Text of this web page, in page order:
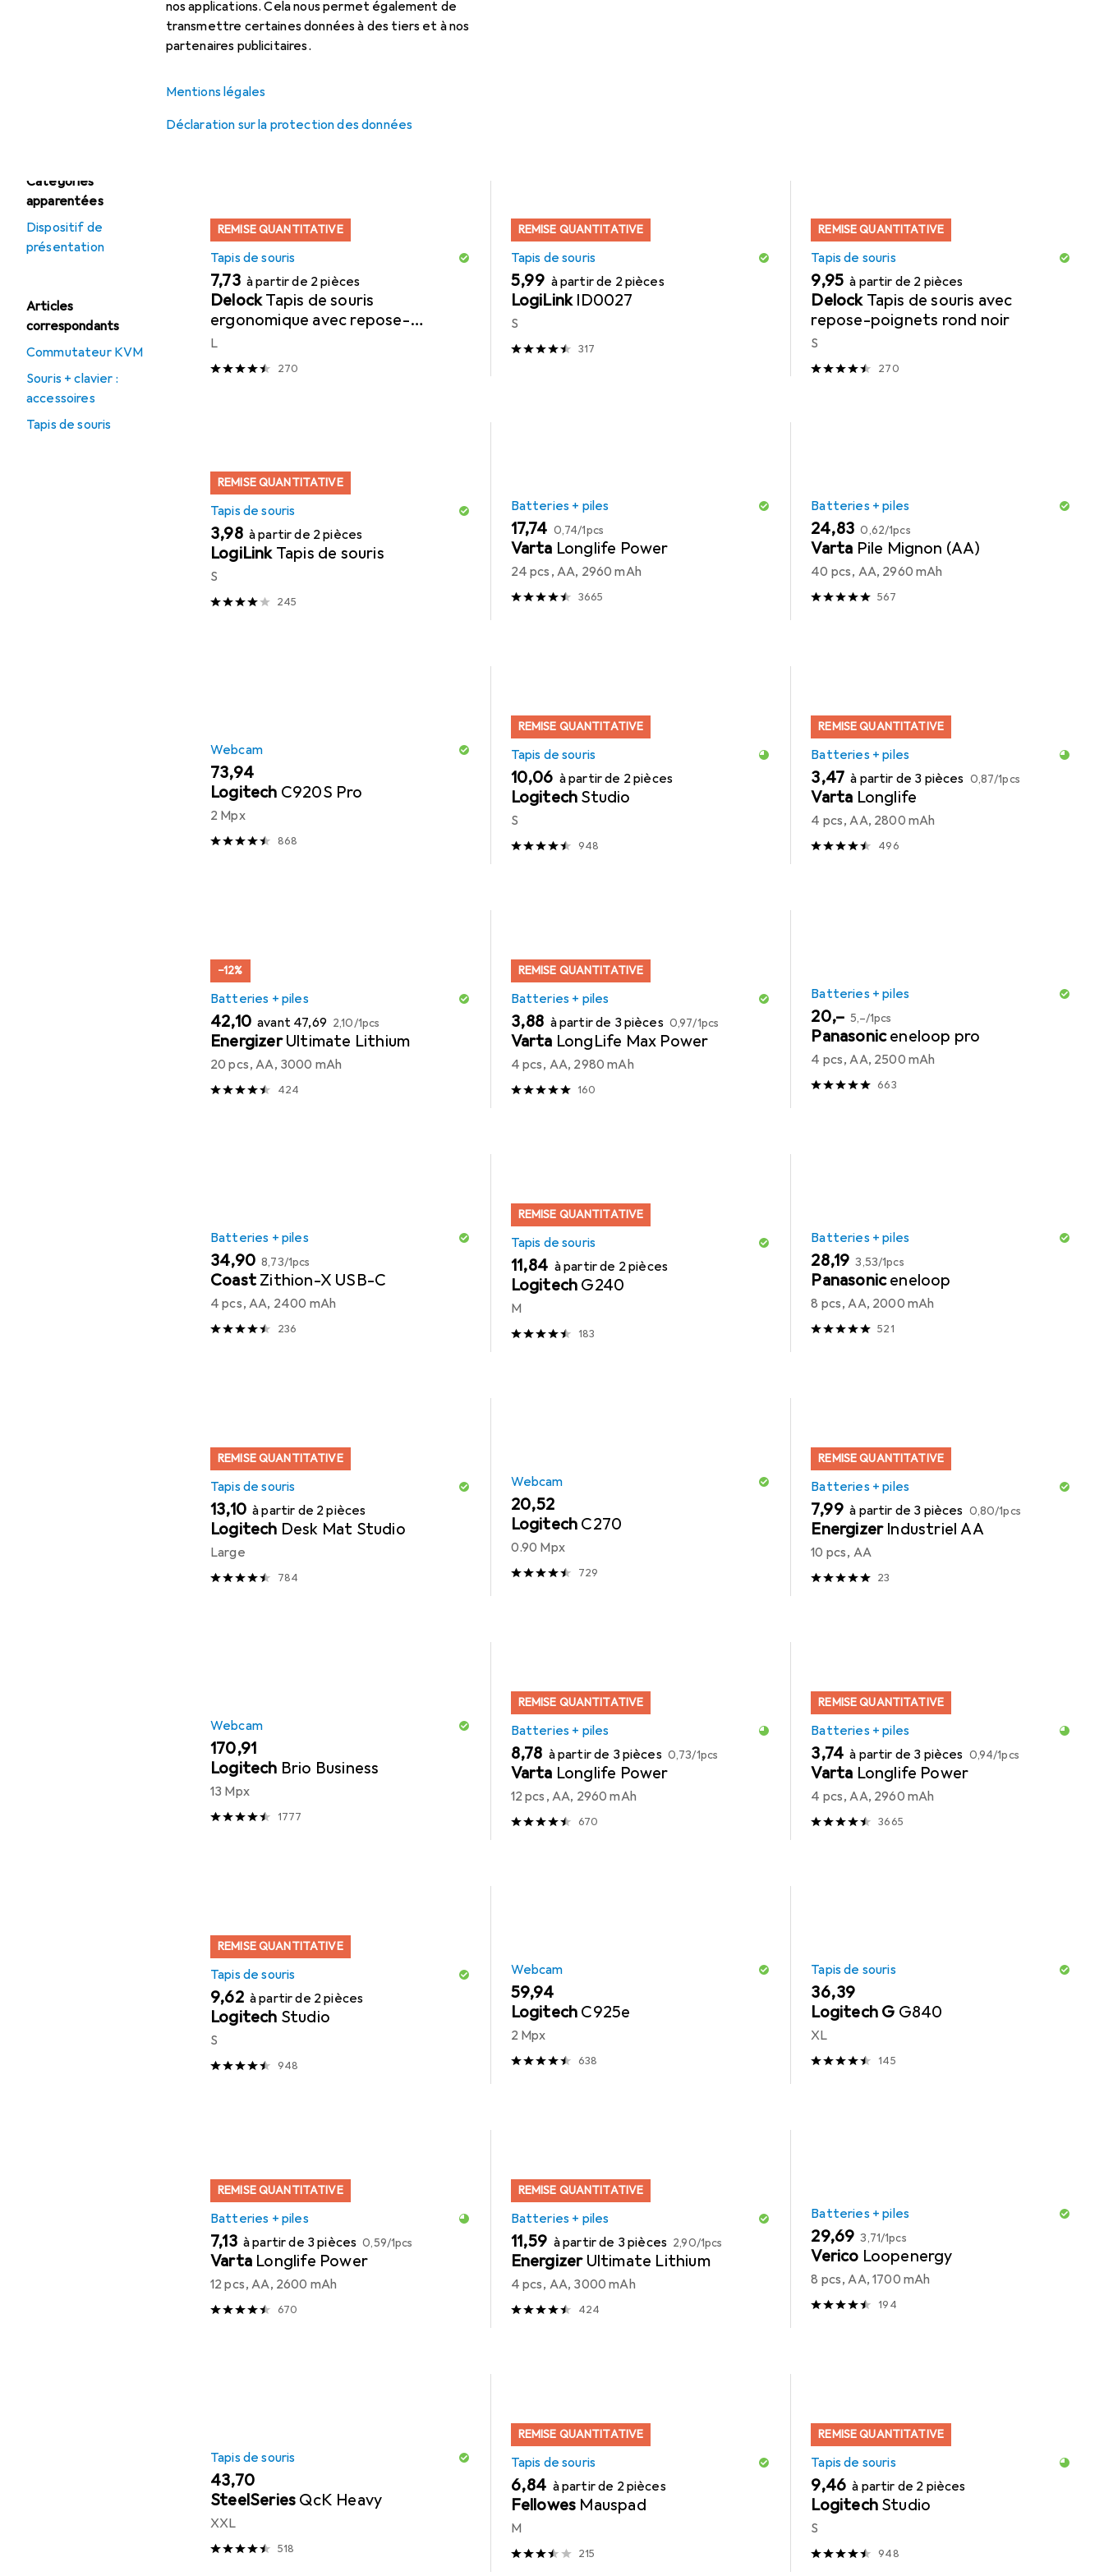
nos applications. Cela nous permet également de
transmettre certaines données à des tiers et à nos
partenaires publicitaires.
Mentions légales
Déclaration sur la protection des données
Catégories
apparentées
Dispositif de
présentation
Articles
correspondants
Commutateur KVM
Souris + clavier :
accessoires
Tapis de souris
Webcam.
REMISE QUANTITATIVE
Tapis de souris
EUR
7,73 à partir de 2 pièces
DelockTapis de souris
ergonomique avec repose-
poignets, gris Gris
L
270
REMISE QUANTITATIVE
Tapis de souris
EUR
5,99 à partir de 2 pièces
LogiLink ID0027
S
317
REMISE QUANTITATIVE
Tapis de souris
EUR
9,95 à partir de 2 pièces
Delock Tapis de souris avec
repose-poignets rond noir
S
270
REMISE QUANTITATIVE
Tapis de souris
EUR
3,98 à partir de 2 pièces
LogiLink Tapis de souris
S
245
Batteries + piles
EUR
17,74 EUR
0,74/1pcs
Varta Longlife Power
24 pcs, AA, 2960 mAh
3665
Batteries + piles
EUR
24,83 EUR
0,62/1pcs
Varta Pile Mignon (AA)
40 pcs, AA, 2960 mAh
567
Webcam
EUR
73,94
Logitech C920S Pro
2 Mpx
868
REMISE QUANTITATIVE
Tapis de souris
EUR
10,06 à partir de 2 pièces
Logitech Studio
S
948
REMISE QUANTITATIVE
Batteries + piles
EUR
3,47 à partir de 3 pièces EUR
0,87/1pcs
Varta Longlife
4 pcs, AA, 2800 mAh
496
−12%
Batteries + piles
EUR
42,10 avant EUR
47,69 EUR
2,10/1pcs
Energizer Ultimate Lithium
20 pcs, AA, 3000 mAh
424
REMISE QUANTITATIVE
Batteries + piles
EUR
3,88 à partir de 3 pièces EUR
0,97/1pcs
Varta LongLife Max Power
4 pcs, AA, 2980 mAh
160
Batteries + piles
EUR
20,– EUR
5,–/1pcs
Panasoniceneloop pro
4 pcs, AA, 2500 mAh
663
Batteries + piles
EUR
34,90 EUR
8,73/1pcs
Coast Zithion-X USB-C
4 pcs, AA, 2400 mAh
236
REMISE QUANTITATIVE
Tapis de souris
EUR
11,84 à partir de 2 pièces
Logitech G240
M
183
Batteries + piles
EUR
28,19 EUR
3,53/1pcs
Panasoniceneloop
8 pcs, AA, 2000 mAh
521
REMISE QUANTITATIVE
Tapis de souris
EUR
13,10 à partir de 2 pièces
Logitech Desk Mat Studio
Large
784
Webcam
EUR
20,52
Logitech C270
0.90 Mpx
729
REMISE QUANTITATIVE
Batteries + piles
EUR
7,99 à partir de 3 pièces EUR
0,80/1pcs
Energizer Industriel AA
10 pcs, AA
23
Webcam
EUR
170,91
Logitech Brio Business
13 Mpx
1777
REMISE QUANTITATIVE
Batteries + piles
EUR
8,78 à partir de 3 pièces EUR
0,73/1pcs
Varta Longlife Power
12 pcs, AA, 2960 mAh
670
REMISE QUANTITATIVE
Batteries + piles
EUR
3,74 à partir de 3 pièces EUR
0,94/1pcs
Varta Longlife Power
4 pcs, AA, 2960 mAh
3665
REMISE QUANTITATIVE
Tapis de souris
EUR
9,62 à partir de 2 pièces
Logitech Studio
S
948
Webcam
EUR
59,94
Logitech C925e
2 Mpx
638
Tapis de souris
EUR
36,39
Logitech G G840
XL
145
REMISE QUANTITATIVE
Batteries + piles
EUR
7,13 à partir de 3 pièces EUR
0,59/1pcs
Varta Longlife Power
12 pcs, AA, 2600 mAh
670
REMISE QUANTITATIVE
Batteries + piles
EUR
11,59 à partir de 3 pièces EUR
2,90/1pcs
Energizer Ultimate Lithium
4 pcs, AA, 3000 mAh
424
Batteries + piles
EUR
29,69 EUR
3,71/1pcs
Verico Loopenergy
8 pcs, AA, 1700 mAh
194
Tapis de souris
EUR
43,70
SteelSeries QcK Heavy
XXL
518
REMISE QUANTITATIVE
Tapis de souris
EUR
6,84 à partir de 2 pièces
Fellowes Mauspad
M
215
REMISE QUANTITATIVE
Tapis de souris
EUR
9,46 à partir de 2 pièces
Logitech Studio
S
948